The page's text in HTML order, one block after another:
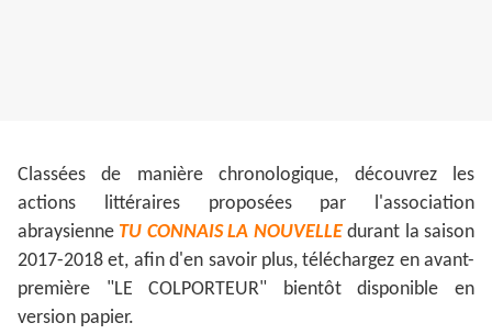
Classées de manière chronologique, découvrez les
actions littéraires proposées par l'association
abraysienne TU CONNAIS LA NOUVELLEdurant la saison
2017-2018 et, afin d'en savoir plus, téléchargez en avant-
première "LE COLPORTEUR" bientôt disponible en
version papier.